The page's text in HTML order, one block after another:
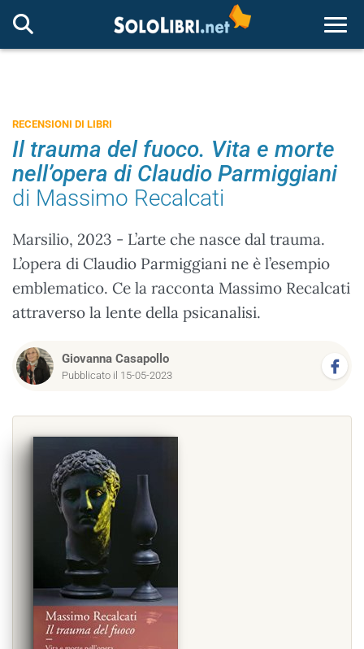
RECENSIONI DI LIBRI
Il trauma del fuoco. Vita e morte
nell’opera di Claudio Parmiggiani
di Massimo Recalcati
Marsilio, 2023 - L’arte che nasce dal trauma.
L’opera di Claudio Parmiggiani ne è l’esempio
emblematico. Ce la racconta Massimo Recalcati
attraverso la lente della psicanalisi.
Giovanna Casapollo
Pubblicato il 15-05-2023